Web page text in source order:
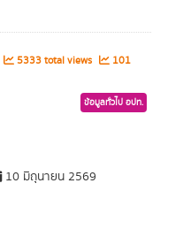
5333 total views
101
ข้อมูลทั่วไป อปท.
10 มิถุนายน 2569